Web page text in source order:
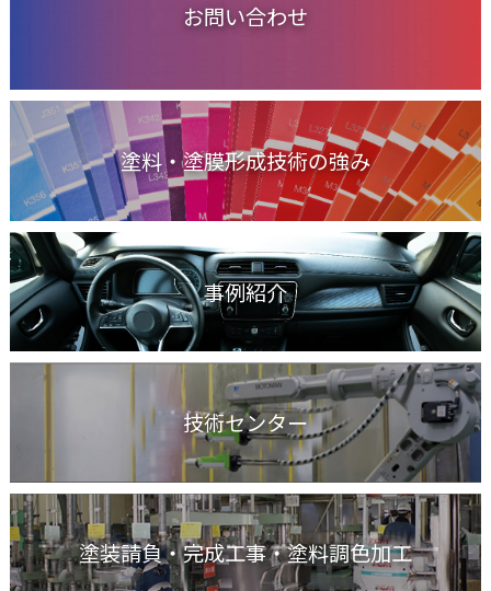
お問い合わせ
塗料・塗膜形成技術の強み
事例紹介
技術センター
塗装請負・完成工事・塗料調色加工